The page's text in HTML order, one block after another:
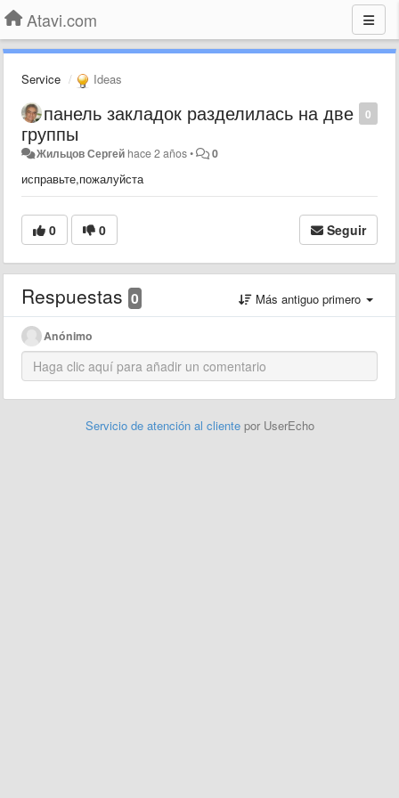
Atavi.com
Service Ideas
0
панель закладок разделилась на две
группы
Жильцов Сергей hace 2 años• 0
исправьте,пожалуйста
0 0 Seguir
Respuestas 0 Más antiguo primero
Anónimo
Servicio de atención al cliente por UserEcho